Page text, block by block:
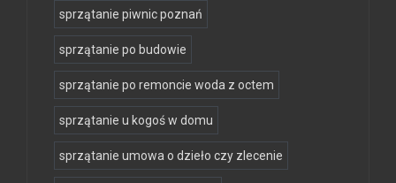
sprzątanie piwnic poznań
sprzątanie po budowie
sprzątanie po remoncie woda z octem
sprzątanie u kogoś w domu
sprzątanie umowa o dzieło czy zlecenie